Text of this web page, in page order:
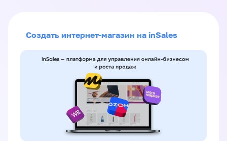
Создать интернет-магазин на inSales